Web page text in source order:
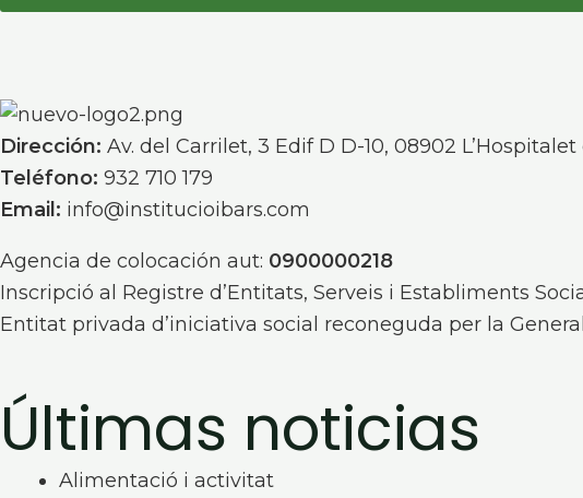
Dirección: Av. del Carrilet, 3 Edif D D-10, 08902
Teléfono: 932 710 179
Email: info@institucioibars.com
Agencia de colocación aut: 0900000218
Inscripció al Registre d’Entitats, Serveis i Establiments
Entitat privada d’iniciativa social reconeguda per la
Últimas noticias
Alimentació i activitat